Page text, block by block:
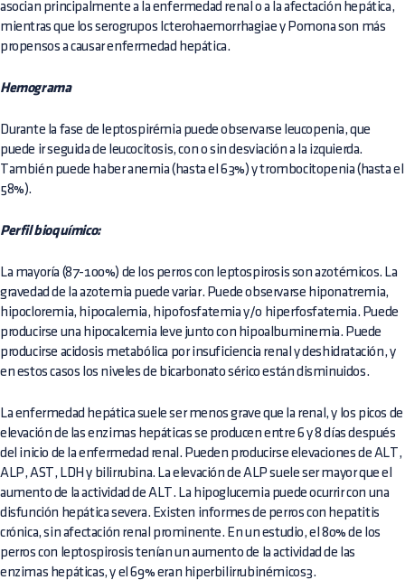
asocian principalmente a la enfermedad renal o a la afectación hepática,
mientras que los serogrupos Icterohaemorrhagiae y Pomona son más
propensos a causar enfermedad hepática.
Hemograma
Durante la fase de leptospirémia puede observarse leucopenia, que
puede ir seguida de leucocitosis, con o sin desviación a la izquierda.
También puede haber anemia (hasta el 63%) y trombocitopenia (hasta el
58%).
Perfil bioquímico:
La mayoría (87-100%) de los perros con leptospirosis son azotémicos. La
gravedad de la azotemia puede variar. Puede observarse hiponatremia,
hipocloremia, hipocalemia, hipofosfatemia y/o hiperfosfatemia. Puede
producirse una hipocalcemia leve junto con hipoalbuminemia. Puede
producirse acidosis metabólica por insuficiencia renal y deshidratación, y
en estos casos los niveles de bicarbonato sérico están disminuidos.
La enfermedad hepática suele ser menos grave que la renal, y los picos de
elevación de las enzimas hepáticas se producen entre 6 y 8 días después
del inicio de la enfermedad renal. Pueden producirse elevaciones de ALT,
ALP, AST, LDH y bilirrubina. La elevación de ALP suele ser mayor que el
aumento de la actividad de ALT. La hipoglucemia puede ocurrir con una
disfunción hepática severa. Existen informes de perros con hepatitis
crónica, sin afectación renal prominente. En un estudio, el 80% de los
perros con leptospirosis tenían un aumento de la actividad de las
enzimas hepáticas, y el 69% eran hiperbilirrubinémicos3.